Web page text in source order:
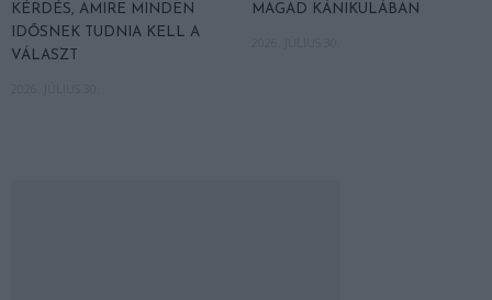
KÉRDÉS, AMIRE MINDEN
IDŐSNEK TUDNIA KELL A
VÁLASZT
MAGAD KÁNIKULÁBAN